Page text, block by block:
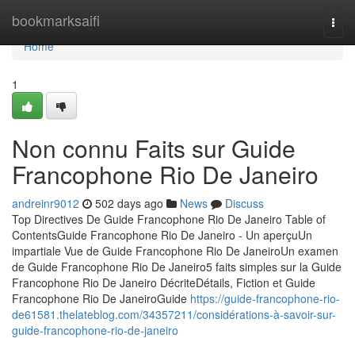
bookmarksaifi
Home
Home
1
Non connu Faits sur Guide
Francophone Rio De Janeiro
andreinr9012 502 days ago News
Discuss
Top Directives De Guide Francophone Rio De Janeiro Table of
ContentsGuide Francophone Rio De Janeiro - Un aperçuUn
impartiale Vue de Guide Francophone Rio De JaneiroUn examen
de Guide Francophone Rio De Janeiro5 faits simples sur la Guide
Francophone Rio De Janeiro DécriteDétails, Fiction et Guide
Francophone Rio De JaneiroGuide https://guide-francophone-rio-
de61581.thelateblog.com/34357211/considérations-à-savoir-sur-
guide-francophone-rio-de-janeiro